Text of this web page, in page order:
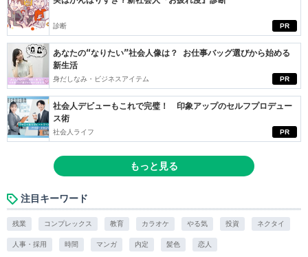
PR
診断
PR
あなたの“なりたい”社会人像は？ お仕事バッグ選びから始める
新生活
身だしなみ・ビジネスアイテム
PR
社会人デビューもこれで完璧！ 印象アップのセルフプロデュー
ス術
社会人ライフ
もっと見る
注目キーワード
残業 コンプレックス 教育 カラオケ やる気 投資 ネクタイ
人事・採用 時間 マンガ 内定 髪色 恋人